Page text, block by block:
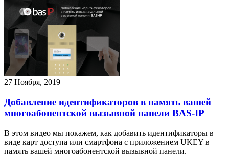
27 Ноября, 2019
Добавление идентификаторов в память вашей
многоабонентской вызывной панели BAS-IP
В этом видео мы покажем, как добавить идентификаторы в
виде карт доступа или смартфона с приложением UKEY в
память вашей многоабонентской вызывной панели.